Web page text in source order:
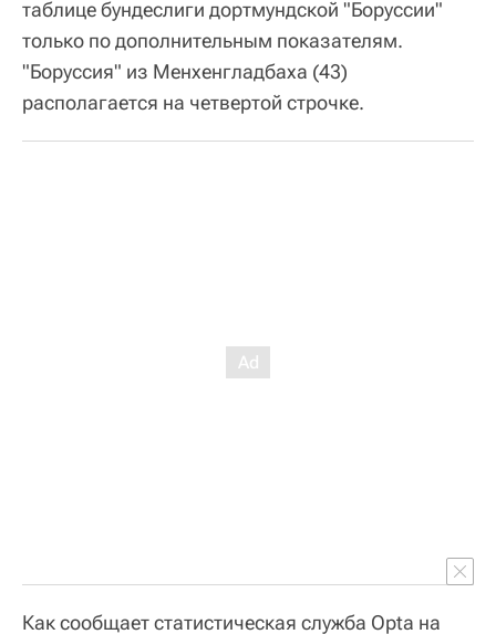
таблице бундеслиги дортмундской "Боруссии"
только по дополнительным показателям.
"Боруссия" из Менхенгладбаха (43)
располагается на четвертой строчке.
Как сообщает статистическая служба Opta на